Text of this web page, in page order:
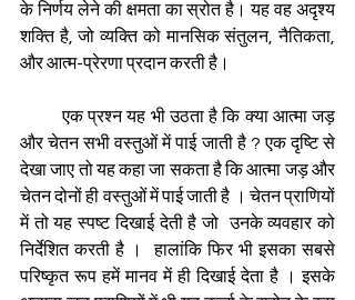
के निर्णय लेने की क्षमता का स्रोत है। यह वह अदृश्य
शक्ति है, जो व्यक्ति को मानसिक संतुलन, नैतिकता,
और आत्म-प्रेरणा प्रदान करती है।
एक प्रश्न यह भी उठता है कि क्या आत्मा जड़
और चेतन सभी वस्तुओं में पाई जाती है ? एक दृष्टि से
देखा जाए तो यह कहा जा सकता है कि आत्मा जड़ और
चेतन दोनों ही वस्तुओं में पाई जाती है । चेतन प्राणियों
में तो यह स्पष्ट दिखाई देती है जो  उनके व्यवहार को
निर्देशित करती है ।  हालांकि फिर भी इसका सबसे
परिष्कृत रूप हमें मानव में ही दिखाई देता है । इसके